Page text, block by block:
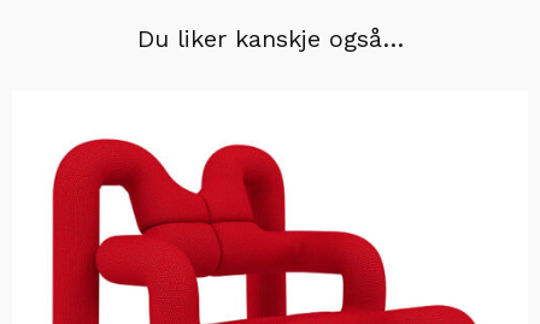
Du liker kanskje også…